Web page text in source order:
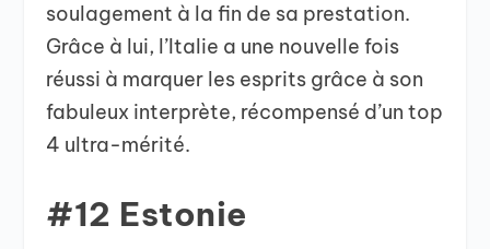
soulagement à la fin de sa prestation.
Grâce à lui, l’Italie a une nouvelle fois
réussi à marquer les esprits grâce à son
fabuleux interprète, récompensé d’un top
4 ultra-mérité.
#12 Estonie